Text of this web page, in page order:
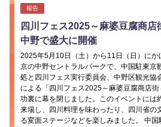
報告
四川フェス2025～麻婆豆腐商店
中野で盛大に開催
2025年5月10日（土）から11日（日）にか
京の中野セントラルパークで、中国駐東京
処と四川フェス実行委員会、中野区観光協
による「四川フェス2025～麻婆豆腐商店街
功裏に幕を閉じました。このイベントには
来場し、四川料理を味わったり、四川省の
る変面ステージなどを楽しみました。 中国